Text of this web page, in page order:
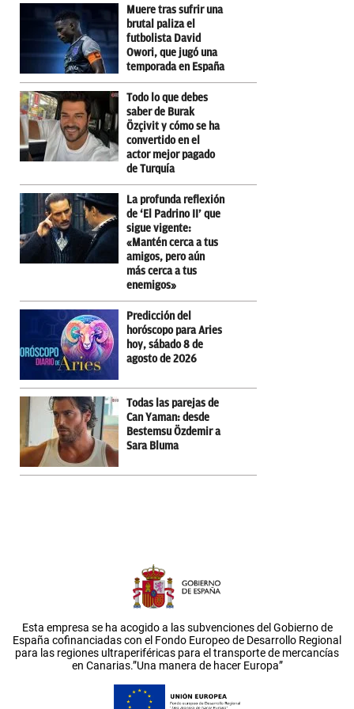
Muere tras sufrir una
brutal paliza el
futbolista David
Owori, que jugó una
temporada en España
Todo lo que debes
saber de Burak
Özçivit y cómo se ha
convertido en el
actor mejor pagado
de Turquía
La profunda reflexión
de ‘El Padrino II’ que
sigue vigente:
«Mantén cerca a tus
amigos, pero aún
más cerca a tus
enemigos»
Predicción del
horóscopo para Aries
hoy, sábado 8 de
agosto de 2026
Todas las parejas de
Can Yaman: desde
Bestemsu Özdemir a
Sara Bluma
Esta empresa se ha acogido a las subvenciones del Gobierno de
España cofinanciadas con el Fondo Europeo de Desarrollo Regional
para las regiones ultraperiféricas para el transporte de mercancías
en Canarias.”Una manera de hacer Europa”